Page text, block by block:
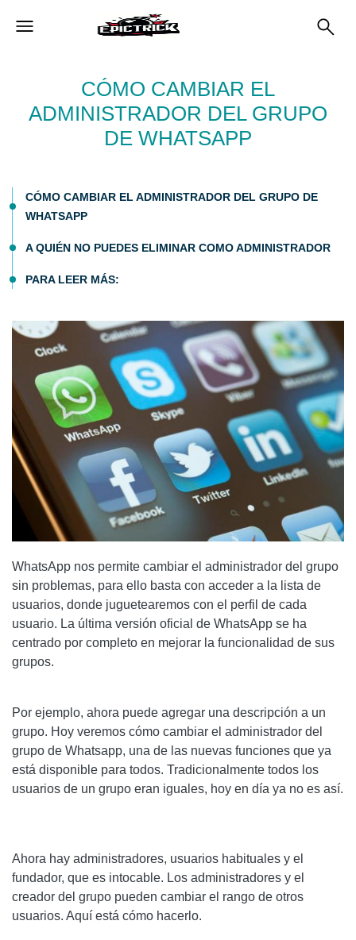
CÓMO CAMBIAR EL
ADMINISTRADOR DEL GRUPO
DE WHATSAPP
CÓMO CAMBIAR EL ADMINISTRADOR DEL GRUPO DE
WHATSAPP
A QUIÉN NO PUEDES ELIMINAR COMO ADMINISTRADOR
PARA LEER MÁS:
WhatsApp nos permite cambiar el administrador del grupo
sin problemas, para ello basta con acceder a la lista de
usuarios, donde juguetearemos con el perfil de cada
usuario. La última versión oficial de WhatsApp se ha
centrado por completo en mejorar la funcionalidad de sus
grupos.
Por ejemplo, ahora puede agregar una descripción a un
grupo. Hoy veremos cómo cambiar el administrador del
grupo de Whatsapp, una de las nuevas funciones que ya
está disponible para todos. Tradicionalmente todos los
usuarios de un grupo eran iguales, hoy en día ya no es así.
Ahora hay administradores, usuarios habituales y el
fundador, que es intocable. Los administradores y el
creador del grupo pueden cambiar el rango de otros
usuarios. Aquí está cómo hacerlo.